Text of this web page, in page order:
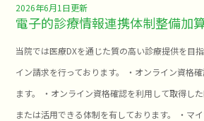
2026年6月1日更新
電子的診療情報連携体制整備加
当院では医療DXを通じた質の高い診療提供を目
イン請求を行っております。 ・オンライン資格
ます。 ・オンライン資格確認を利用して取得し
または活用できる体制を有しております。 ・マ